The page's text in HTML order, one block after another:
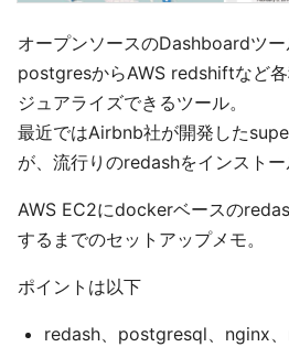
オープンソースのDashboardツー
postgresからAWS redshiftなど
ジュアライズできるツール。
最近ではAirbnb社が開発した
が、流行りのredashをインストー
AWS EC2にdockerベースの
するまでのセットアップメモ。
ポイントは以下
redash、postgresql、nginx